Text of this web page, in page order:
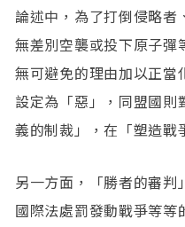
論述中，為了打倒侵略
無差別空襲或投下原子彈
無可避免的理由加以正當
設定為「惡」，同盟國則
義的制裁」，在「塑造戰
另一方面，「勝者的審判
國際法處罰發動戰爭等等